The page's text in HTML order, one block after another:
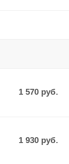
1 570руб.
1 930руб.